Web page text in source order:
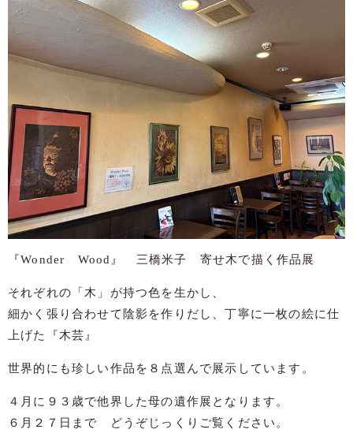
『Wonder Wood』 三橋米子 寄せ木で描く作品展
それぞれの「木」が持つ色を生かし、
細かく張り合わせて陰影を作りだし、丁寧に一枚の絵に仕
上げた『木芸』
世界的にも珍しい作品を８点選んで展示しています。
４月に９３歳で他界した母の遺作展となります。
６月２７日まで どうぞじっくりご覧ください。